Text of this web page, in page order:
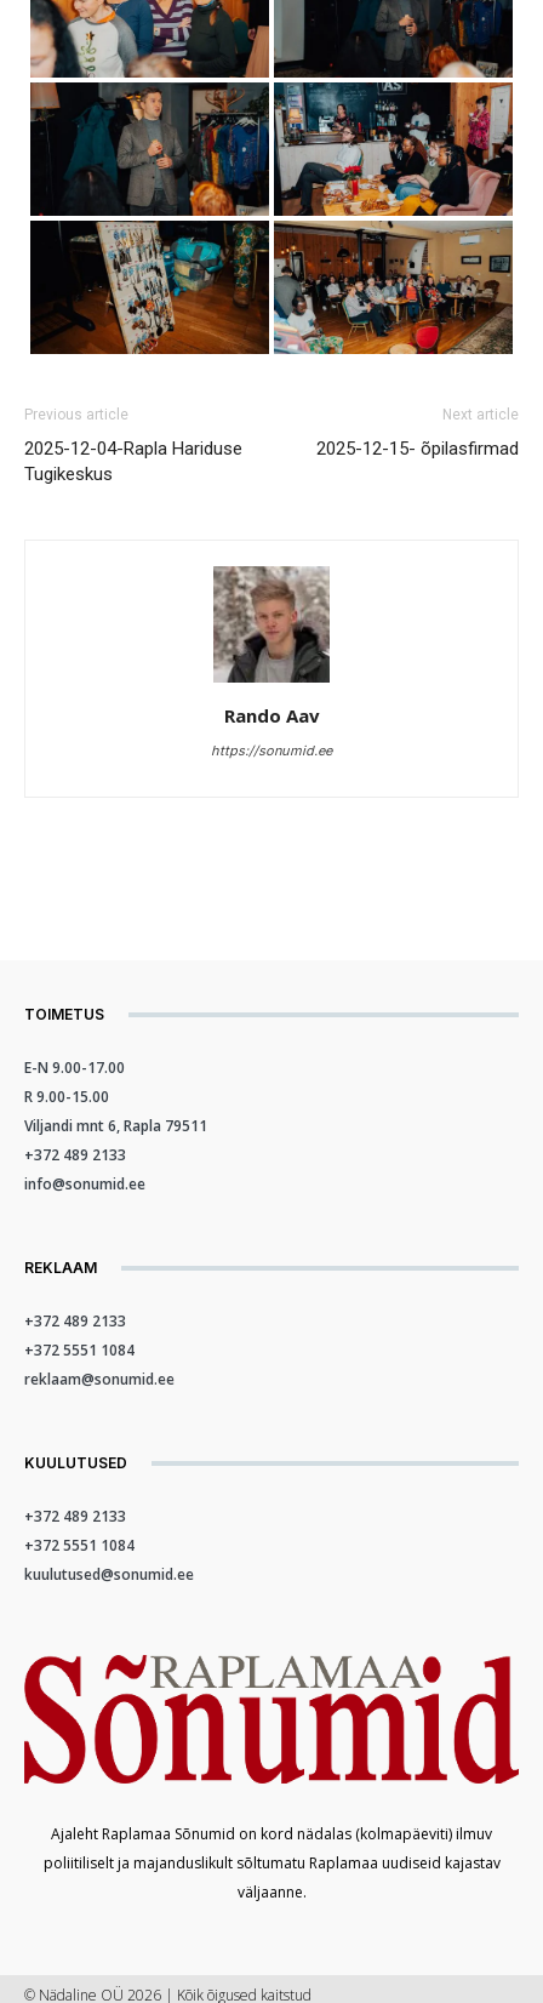
Previous article
2025-12-04-Rapla Hariduse
Tugikeskus
Next article
2025-12-15- õpilasfirmad
Rando Aav
https://sonumid.ee
TOIMETUS
E-N 9.00-17.00
R 9.00-15.00
Viljandi mnt 6, Rapla 79511
+372 489 2133
info@sonumid.ee
REKLAAM
+372 489 2133
+372 5551 1084
reklaam@sonumid.ee
KUULUTUSED
+372 489 2133
+372 5551 1084
kuulutused@sonumid.ee
Ajaleht Raplamaa Sõnumid on kord nädalas (kolmapäeviti) ilmuv
poliitiliselt ja majanduslikult sõltumatu Raplamaa uudiseid kajastav
väljaanne.
© Nädaline OÜ 2026 | Kõik õigused kaitstud